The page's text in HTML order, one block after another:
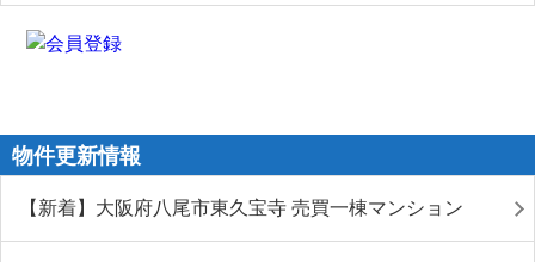
物件更新情報
【新着】大阪府八尾市東久宝寺 売買一棟マンション